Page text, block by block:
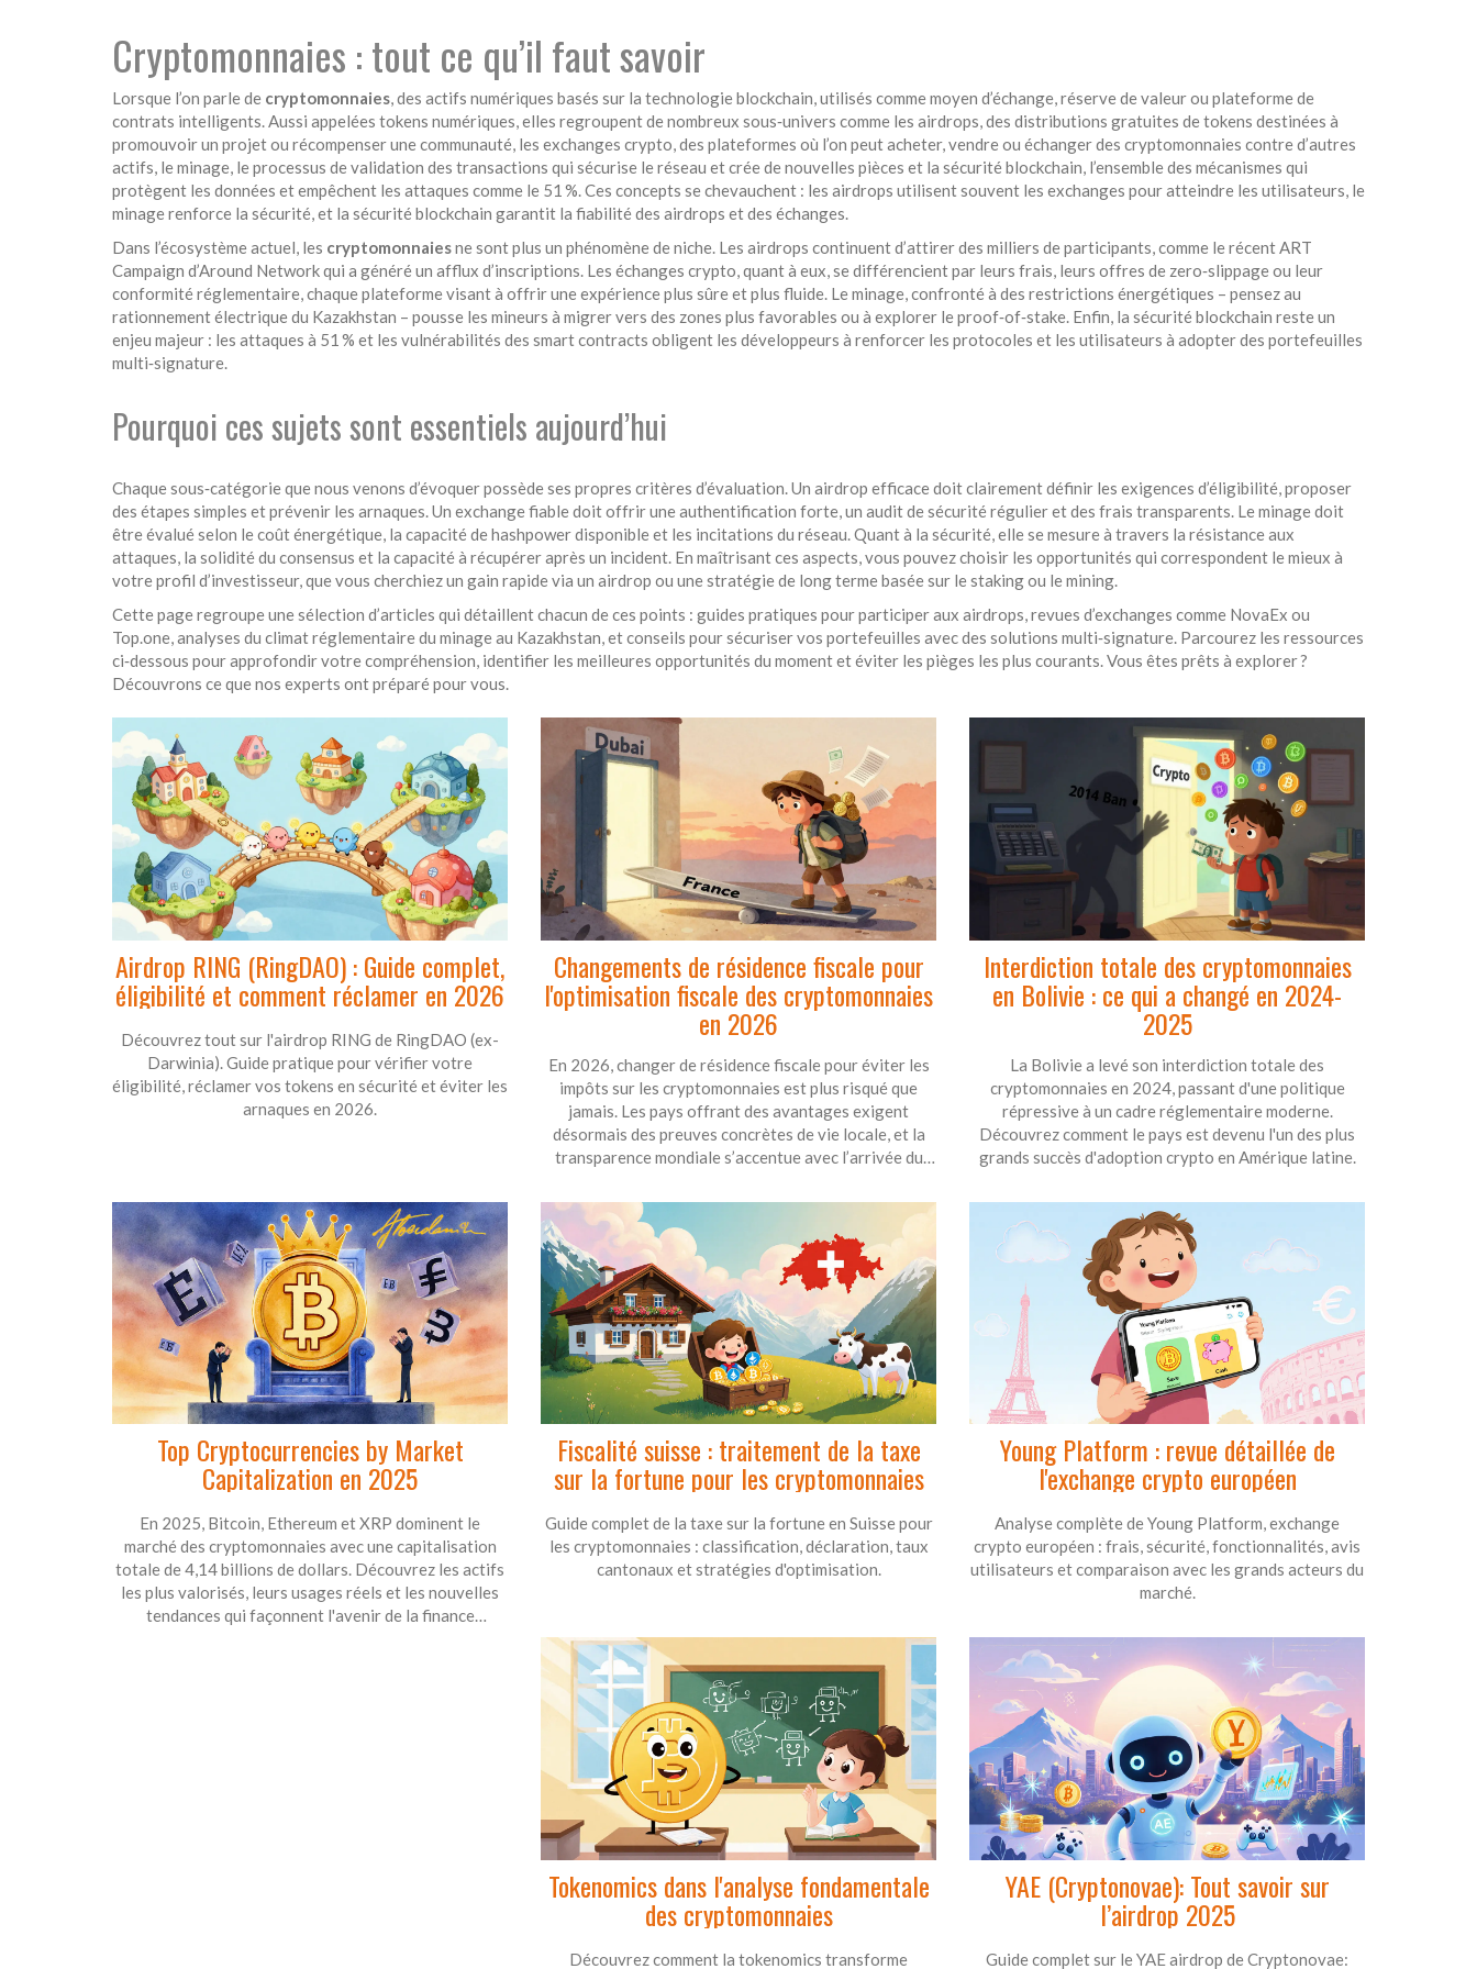
Cryptomonnaies : tout ce qu’il faut savoir
Lorsque l’on parle de cryptomonnaies,des actifs numériques basés sur la technologie blockchain, utilisés comme moyen d’échange, réserve de valeur ou plateforme de
contrats intelligents. Aussi appelées tokens numériques, elles regroupent de nombreux sous‑univers comme les airdrops,des distributions gratuites de tokens destinées à
promouvoir un projet ou récompenser une communauté, les exchanges crypto,des plateformes où l’on peut acheter, vendre ou échanger des cryptomonnaies contre d’autres
actifs, leminage, le processus de validation des transactions qui sécurise le réseau et crée de nouvelles pièces et la sécurité blockchain, l’ensemble des mécanismes qui
protègent les données et empêchent les attaques comme le 51 %. Ces concepts se chevauchent : les airdrops utilisent souvent les exchanges pour atteindre les utilisateurs, le
minage renforce la sécurité, et la sécurité blockchain garantit la fiabilité des airdrops et des échanges.
Dans l’écosystème actuel, les cryptomonnaiesne sont plus un phénomène de niche. Les airdrops continuent d’attirer des milliers de participants, comme le récent ART
Campaign d’Around Network qui a généré un afflux d’inscriptions. Les échanges crypto, quant à eux, se différencient par leurs frais, leurs offres de zero‑slippage ou leur
conformité réglementaire, chaque plateforme visant à offrir une expérience plus sûre et plus fluide. Le minage, confronté à des restrictions énergétiques – pensez au
rationnement électrique du Kazakhstan – pousse les mineurs à migrer vers des zones plus favorables ou à explorer le proof‑of‑stake. Enfin, la sécurité blockchain reste un
enjeu majeur : les attaques à 51 % et les vulnérabilités des smart contracts obligent les développeurs à renforcer les protocoles et les utilisateurs à adopter des portefeuilles
multi‑signature.
Pourquoi ces sujets sont essentiels aujourd’hui
Chaque sous‑catégorie que nous venons d’évoquer possède ses propres critères d’évaluation. Un airdrop efficace doit clairement définir les exigences d’éligibilité, proposer
des étapes simples et prévenir les arnaques. Un exchange fiable doit offrir une authentification forte, un audit de sécurité régulier et des frais transparents. Le minage doit
être évalué selon le coût énergétique, la capacité de hashpower disponible et les incitations du réseau. Quant à la sécurité, elle se mesure à travers la résistance aux
attaques, la solidité du consensus et la capacité à récupérer après un incident. En maîtrisant ces aspects, vous pouvez choisir les opportunités qui correspondent le mieux à
votre profil d’investisseur, que vous cherchiez un gain rapide via un airdrop ou une stratégie de long terme basée sur le staking ou le mining.
Cette page regroupe une sélection d’articles qui détaillent chacun de ces points : guides pratiques pour participer aux airdrops, revues d’exchanges comme NovaEx ou
Top.one, analyses du climat réglementaire du minage au Kazakhstan, et conseils pour sécuriser vos portefeuilles avec des solutions multi‑signature. Parcourez les ressources
ci‑dessous pour approfondir votre compréhension, identifier les meilleures opportunités du moment et éviter les pièges les plus courants. Vous êtes prêts à explorer ?
Découvrons ce que nos experts ont préparé pour vous.
Airdrop RING (RingDAO) : Guide complet,
éligibilité et comment réclamer en 2026
Découvrez tout sur l'airdrop RING de RingDAO (ex-
Darwinia). Guide pratique pour vérifier votre
éligibilité, réclamer vos tokens en sécurité et éviter les
arnaques en 2026.
Changements de résidence fiscale pour
l'optimisation fiscale des cryptomonnaies
en 2026
En 2026, changer de résidence fiscale pour éviter les
impôts sur les cryptomonnaies est plus risqué que
jamais. Les pays offrant des avantages exigent
désormais des preuves concrètes de vie locale, et la
transparence mondiale s’accentue avec l’arrivée du
Interdiction totale des cryptomonnaies
en Bolivie : ce qui a changé en 2024-
2025
La Bolivie a levé son interdiction totale des
cryptomonnaies en 2024, passant d'une politique
répressive à un cadre réglementaire moderne.
Découvrez comment le pays est devenu l'un des plus
grands succès d'adoption crypto en Amérique latine.
Top Cryptocurrencies by Market
Capitalization en 2025
En 2025, Bitcoin, Ethereum et XRP dominent le
marché des cryptomonnaies avec une capitalisation
totale de 4,14 billions de dollars. Découvrez les actifs
les plus valorisés, leurs usages réels et les nouvelles
tendances qui façonnent l'avenir de la finance
Fiscalité suisse : traitement de la taxe
sur la fortune pour les cryptomonnaies
Guide complet de la taxe sur la fortune en Suisse pour
les cryptomonnaies : classification, déclaration, taux
cantonaux et stratégies d'optimisation.
Young Platform : revue détaillée de
l'exchange crypto européen
Analyse complète de Young Platform, exchange
crypto européen : frais, sécurité, fonctionnalités, avis
utilisateurs et comparaison avec les grands acteurs du
marché.
Tokenomics dans l'analyse fondamentale
des cryptomonnaies
Découvrez comment la tokenomics transforme
YAE (Cryptonovae): Tout savoir sur
l’airdrop 2025
Guide complet sur le YAE airdrop de Cryptonovae: